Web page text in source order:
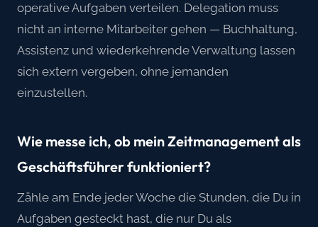
operative Aufgaben verteilen. Delegation muss
nicht an interne Mitarbeiter gehen — Buchhaltung,
Assistenz und wiederkehrende Verwaltung lassen
sich extern vergeben, ohne jemanden
einzustellen.
Wie messe ich, ob mein Zeitmanagement als
Geschäftsführer funktioniert?
Zähle am Ende jeder Woche die Stunden, die Du in
Aufgaben gesteckt hast, die nur Du als